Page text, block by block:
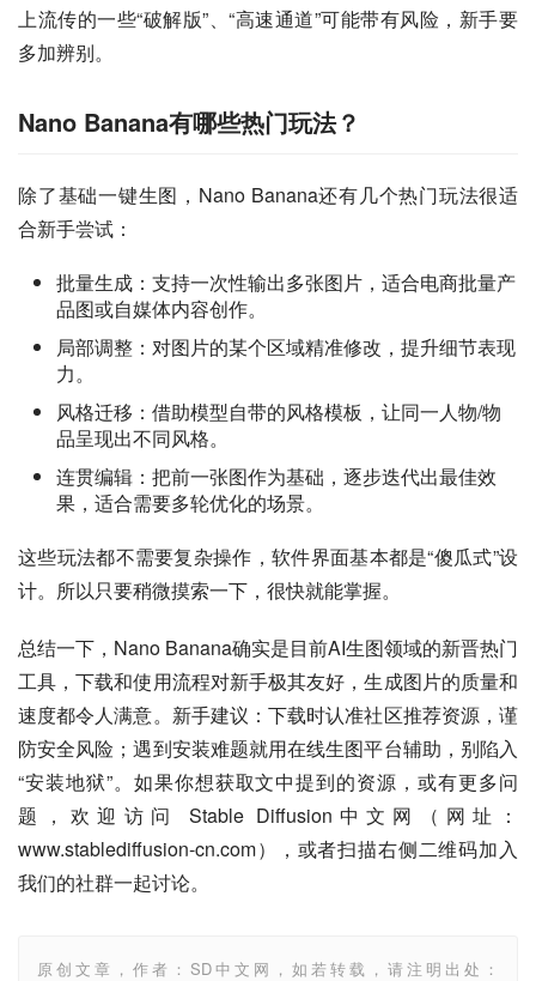
上流传的一些“破解版”、“高速通道”可能带有风险，新手要
多加辨别。
Nano Banana有哪些热门玩法？
除了基础一键生图，Nano Banana还有几个热门玩法很适
合新手尝试：
批量生成：支持一次性输出多张图片，适合电商批量产
品图或自媒体内容创作。
局部调整：对图片的某个区域精准修改，提升细节表现
力。
风格迁移：借助模型自带的风格模板，让同一人物/物
品呈现出不同风格。
连贯编辑：把前一张图作为基础，逐步迭代出最佳效
果，适合需要多轮优化的场景。
这些玩法都不需要复杂操作，软件界面基本都是“傻瓜式”设
计。所以只要稍微摸索一下，很快就能掌握。
总结一下，Nano Banana确实是目前AI生图领域的新晋热门
工具，下载和使用流程对新手极其友好，生成图片的质量和
速度都令人满意。新手建议：下载时认准社区推荐资源，谨
防安全风险；遇到安装难题就用在线生图平台辅助，别陷入
“安装地狱”。如果你想获取文中提到的资源，或有更多问
题，欢迎访问 Stable Diffusion中文网（网址：
www.stablediffusion-cn.com），或者扫描右侧二维码加入
我们的社群一起讨论。
原创文章，作者：SD中文网，如若转载，请注明出处：